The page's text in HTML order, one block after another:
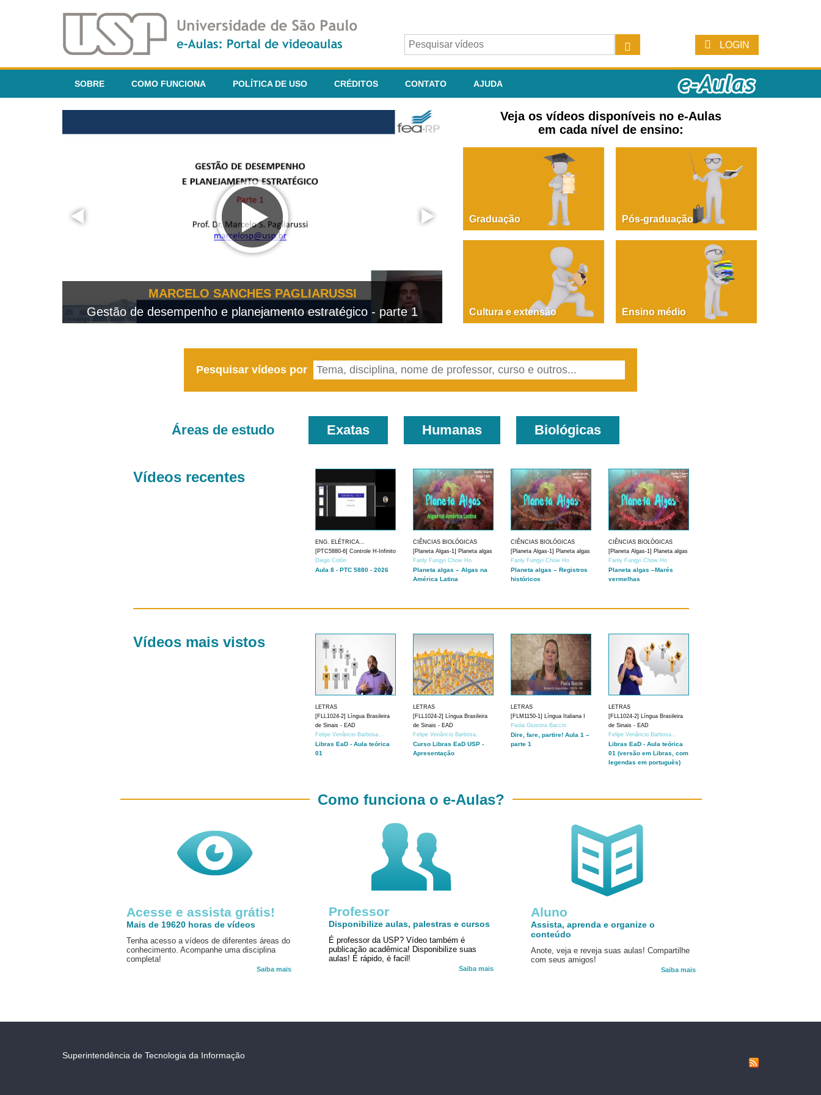
LOGIN
SOBRE COMO FUNCIONA POLÍTICA DE USO CRÉDITOS CONTATO AJUDA
MARCELO SANCHES PAGLIARUSSI
Gestão de desempenho e planejamento estratégico - parte 1
PAOLA GIUSTINA BACCIN
Dire, fare, partire! Aula 1 – parte 1
Veja os vídeos disponíveis no e-Aulas
em cada nível de ensino:
Graduação Pós-graduação
Cultura e extensão Ensino médio
Pesquisar vídeos por
Áreas de estudo Exatas Humanas Biológicas
Vídeos recentes
ENG. ELÉTRICA...
[PTC5880-6] Controle H-Infinito
Diego Colón
Aula 8 - PTC 5880 - 2026
CIÊNCIAS BIOLÓGICAS
[Planeta Algas-1] Planeta algas
Fanly Fungyi Chow Ho
Planeta algas – Algas na
América Latina
CIÊNCIAS BIOLÓGICAS
[Planeta Algas-1] Planeta algas
Fanly Fungyi Chow Ho
Planeta algas – Registros
históricos
CIÊNCIAS BIOLÓGICAS
[Planeta Algas-1] Planeta algas
Fanly Fungyi Chow Ho
Planeta algas –Marés
vermelhas
Vídeos mais vistos
LETRAS
[FLL1024-2] Língua Brasileira
de Sinais - EAD
Felipe Venâncio Barbosa...
Libras EaD - Aula teórica
01
LETRAS
[FLL1024-2] Língua Brasileira
de Sinais - EAD
Felipe Venâncio Barbosa...
Curso Libras EaD USP -
Apresentação
LETRAS
[FLM1150-1] Língua Italiana I
Paola Giustina Baccin
Dire, fare, partire! Aula 1 –
parte 1
LETRAS
[FLL1024-2] Língua Brasileira
de Sinais - EAD
Felipe Venâncio Barbosa...
Libras EaD - Aula teórica
01 (versão em Libras, com
legendas em português)
Acesse e assista grátis!
Mais de 19620 horas de vídeos
Tenha acesso a vídeos de diferentes áreas do
conhecimento. Acompanhe uma disciplina
completa!
Saiba mais
Aluno
Assista, aprenda e organize o
conteúdo
Anote, veja e reveja suas aulas! Compartilhe
com seus amigos!
Saiba mais
Como funciona o e-Aulas?
Professor
Disponibilize aulas, palestras e cursos
É professor da USP? Vídeo também é
publicação acadêmica! Disponibilize suas
aulas! É rápido, é facil!
Saiba mais
Superintendência de Tecnologia da Informação